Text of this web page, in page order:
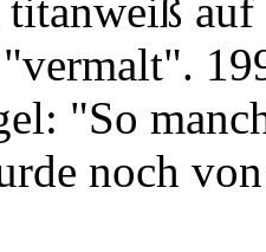
"So
noch